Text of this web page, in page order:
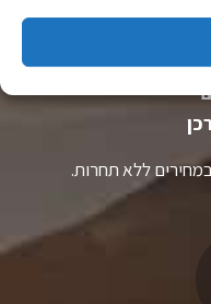
ללא תחרות.